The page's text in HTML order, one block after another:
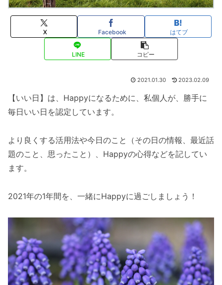
X Facebook はてブ
LINE コピー
2021.01.30 2023.02.09
【いい日】は、Happyになるために、私個人が、勝手に
毎日いい日を認定しています。
より良くする活用法や今日のこと（その日の情報、最近話
題のこと、思ったこと）、Happyの心得などを記してい
ます。
2021年の1年間を、一緒にHappyに過ごしましょう！